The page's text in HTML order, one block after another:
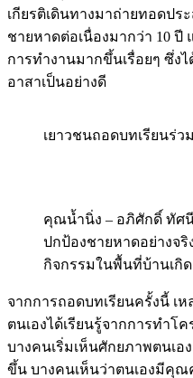
เกียรติเดินทางมาถ่ายทอดป
ชายหาดต่อเนื่องมากว่า 10
การทำงานมากขึ้นเรื่อยๆ ซึ่ง
อาสาเป็นอย่างดี
เยาวชนถอดบทเรียนร่ว
คุณน้ำนิ่ง – อภิศักดิ์ ทัศนี
ปกป้องชายหาดอย่างจริ
กิจกรรมในพื้นที่บ้านเกิด
จากการถอดบทเรียนครั้งนี้ เ
ตนเองได้เรียนรู้จากการทำโ
บางคนเริ่มเห็นศักยภาพตนเ
ขึ้น บางคนเห็นว่าตนเองมีคุณ